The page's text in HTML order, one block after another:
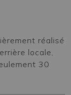
réalisé
locale,
30